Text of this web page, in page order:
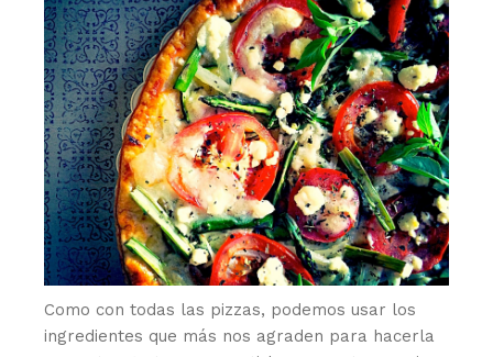
Como con todas las pizzas, podemos usar los
ingredientes que más nos agraden para hacerla